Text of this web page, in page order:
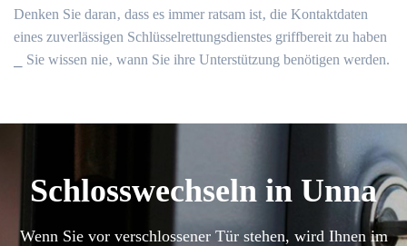
Denken Sie daran‚ dass es immer ratsam ist‚ die Kontaktdaten
eines zuverlässigen Schlüsselrettungsdienstes griffbereit zu haben
⎯ Sie wissen nie‚ wann Sie ihre Unterstützung benötigen werden.​
Schlosswechseln in Unna
Wenn Sie vor verschlossener Tür stehen, wird Ihnen im